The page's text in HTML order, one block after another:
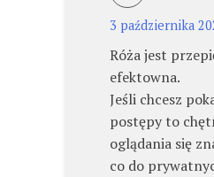
3 października
Róża jest
efektowna.
Jeśli chcesz
postępy to
oglądania się
co do